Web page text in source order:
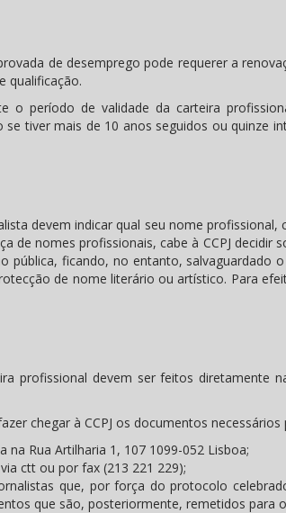
de desemprego pode requerer a
qualificação.
o período de validade da carteira
tiver mais de 10 anos seguidos ou quinze
devem indicar qual seu nome profissional,
de nomes profissionais, cabe à CCPJ decidir
pública, ficando, no entanto, salvaguardado
de nome literário ou artístico. Para
profissional devem ser feitos diretamente
chegar à CCPJ os documentos
na Rua Artilharia 1, 107 1099-052 Lisboa;
ctt ou por fax (213 221 229);
que, por força do protocolo
que são, posteriormente, remetidos para